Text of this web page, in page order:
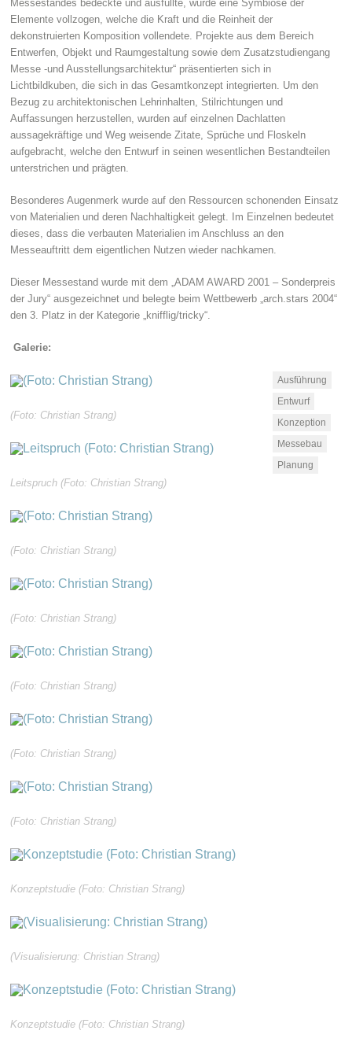
Messestandes bedeckte und ausfüllte, wurde eine Symbiose der
Elemente vollzogen, welche die Kraft und die Reinheit der
dekonstruierten Komposition vollendete. Projekte aus dem Bereich
Entwerfen, Objekt und Raumgestaltung sowie dem Zusatzstudiengang
Messe -und Ausstellungsarchitektur“ präsentierten sich in
Lichtbildkuben, die sich in das Gesamtkonzept integrierten. Um den
Bezug zu architektonischen Lehrinhalten, Stilrichtungen und
Auffassungen herzustellen, wurden auf einzelnen Dachlatten
aussagekräftige und Weg weisende Zitate, Sprüche und Floskeln
aufgebracht, welche den Entwurf in seinen wesentlichen Bestandteilen
unterstrichen und prägten.
Besonderes Augenmerk wurde auf den Ressourcen schonenden Einsatz
von Materialien und deren Nachhaltigkeit gelegt. Im Einzelnen bedeutet
dieses, dass die verbauten Materialien im Anschluss an den
Messeauftritt dem eigentlichen Nutzen wieder nachkamen.
Dieser Messestand wurde mit dem „ADAM AWARD 2001 – Sonderpreis
der Jury“ ausgezeichnet und belegte beim Wettbewerb „arch.stars 2004“
den 3. Platz in der Kategorie „knifflig/tricky“.
Galerie:
(Foto: Christian Strang)
Leitspruch (Foto: Christian Strang)
(Foto: Christian Strang)
(Foto: Christian Strang)
(Foto: Christian Strang)
(Foto: Christian Strang)
(Foto: Christian Strang)
Konzeptstudie (Foto: Christian Strang)
(Visualisierung: Christian Strang)
Konzeptstudie (Foto: Christian Strang)
Ausführung
Entwurf
Konzeption
Messebau
Planung